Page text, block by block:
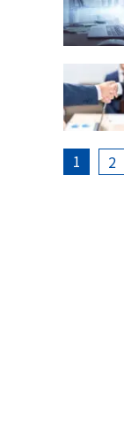
1 2